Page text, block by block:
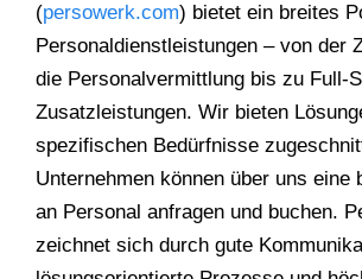
(persowerk.com) bietet ein breites
Personaldienstleistungen – von der
die Personalvermittlung bis zu Full-
Zusatzleistungen. Wir bieten
spezifischen Bedürfnisse
Unternehmen können über uns eine
an Personal anfragen und buchen.
zeichnet sich durch gute